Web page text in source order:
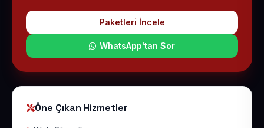
Paketleri İncele
WhatsApp'tan Sor
Öne Çıkan Hizmetler